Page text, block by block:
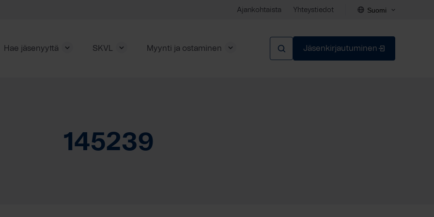
Ajankohtaista Yhteystiedot Suomi
Hae jäsenyyttä SKVL Myynti ja ostaminen Jäsenkirjautuminen
145239